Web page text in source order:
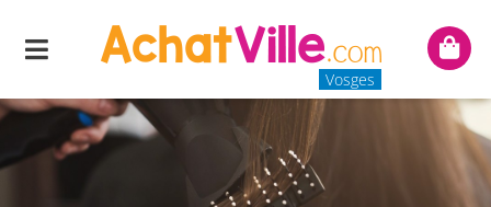
Menu
Vosges
Mon